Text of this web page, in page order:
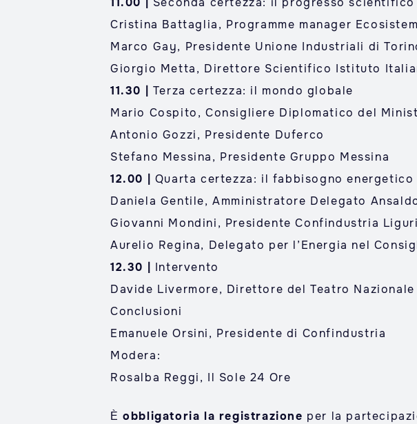
Cristina Battaglia, Programme manager
Marco Gay, Presidente Unione Industriali di
Giorgio Metta, Direttore Scientifico Istituto
11.30 |
Terza certezza: il mondo globale
Mario Cospito, Consigliere Diplomatico del
Antonio Gozzi, Presidente Duferco
Stefano Messina, Presidente Gruppo Messina
12.00 |
Quarta certezza: il fabbisogno energetico
Daniela Gentile, Amministratore Delegato
Giovanni Mondini, Presidente Confindustria
Aurelio Regina, Delegato per l’Energia nel
12.30 |
Intervento
Davide Livermore, Direttore del Teatro Nazionale
Conclusioni
Emanuele Orsini, Presidente di Confindustria
Modera:
Rosalba Reggi, Il Sole 24 Ore
Èobbligatoria la registrazione per la